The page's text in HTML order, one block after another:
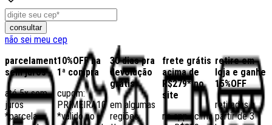
consultar
não sei meu cep
parcelamento
sem juros
até 5x sem
juros
*parcela
10%OFF na
1ª compra
cupom:
PRIMEIRA10
*válido no
30 dias pra
devolução
grátis
em algumas
regiões,
frete grátis
acima de
R$279* no
site
no app acima
retire em
loja e ganhe
15%OFF
retiradas a
partir de 3